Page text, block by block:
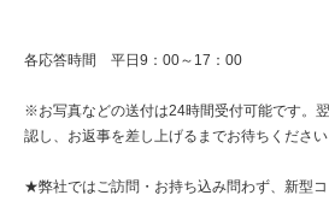
各応答時間 平日9：00～17：00
※お写真などの送付は24時間受付可能です。
認し、お返事を差し上げるまでお待ちください
★弊社ではご訪問・お持ち込み問わず、新型